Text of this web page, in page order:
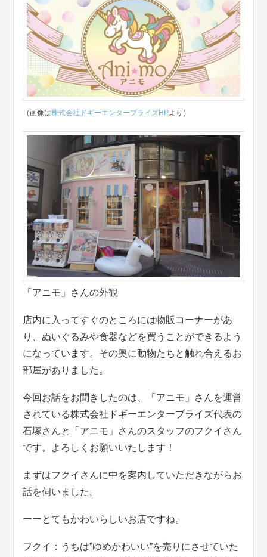
（画像は株式会社ドギーエンタープライズHPより）
「アニモ」さんの外観
店内に入ってすぐのところには物販コーナーがあ
り、ぬいぐるみや食器などを買うことができるよう
になっています。その奥に動物たちと触れ合えるお
部屋がありました。
今回お話をお聞きしたのは、「アニモ」さんを運営
されている株式会社ドギーエンタープライズ代表の
石塚さんと「アニモ」さんのスタッフのフクイさん
です。よろしくお願いいたします！
まずはフクイさんに中を案内していただきながらお
話を伺いました。
ーーとてもかわいらしいお店ですね。
フクイ：うちは”ゆめかわいい”を売りにさせていた